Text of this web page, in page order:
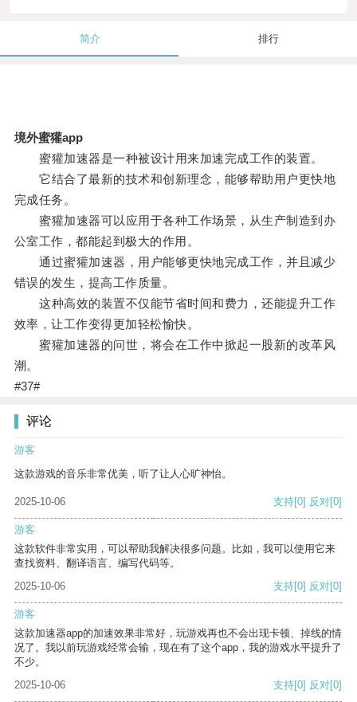
简介 排行
境外蜜獾app
蜜獾加速器是一种被设计用来加速完成工作的装置。
它结合了最新的技术和创新理念，能够帮助用户更快地
完成任务。
蜜獾加速器可以应用于各种工作场景，从生产制造到办
公室工作，都能起到极大的作用。
通过蜜獾加速器，用户能够更快地完成工作，并且减少
错误的发生，提高工作质量。
这种高效的装置不仅能节省时间和费力，还能提升工作
效率，让工作变得更加轻松愉快。
蜜獾加速器的问世，将会在工作中掀起一股新的改革风
潮。
#37#
评论
游客
这款游戏的音乐非常优美，听了让人心旷神怡。
2025-10-06 支持[0] 反对[0]
游客
这款软件非常实用，可以帮助我解决很多问题。比如，我可以使用它来
查找资料、翻译语言、编写代码等。
2025-10-06
支持[0] 反对[0]
游客
这款加速器app的加速效果非常好，玩游戏再也不会出现卡顿、掉线的情
况了。我以前玩游戏经常会输，现在有了这个app，我的游戏水平提升了
不少。
2025-10-06
支持[0] 反对[0]